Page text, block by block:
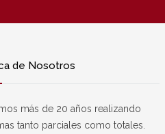
de Nosotros
más de 20 años realizando
tanto parciales como totales.